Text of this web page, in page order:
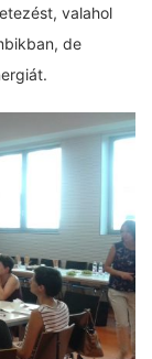
valahol
de